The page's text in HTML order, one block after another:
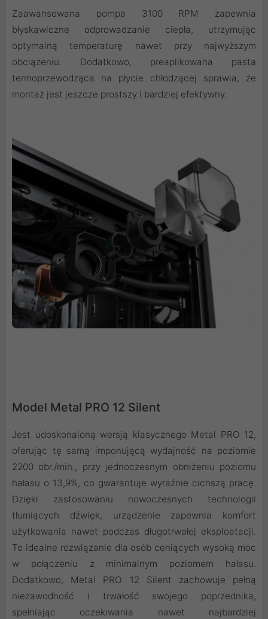
Zaawansowana pompa 3100 RPM zapewnia
błyskawiczne odprowadzanie ciepła, utrzymując
optymalną temperaturę nawet przy najwyższym
obciążeniu. Dodatkowo, preaplikowana pasta
termoprzewodząca na płycie chłodzącej sprawia, że
montaż jest jeszcze prostszy i bardziej efektywny.
Model Metal PRO 12 Silent
Jest udoskonaloną wersją klasycznego Metal PRO 12,
oferując tę samą imponującą wydajność na poziomie
2200 obr./min., przy jednoczesnym obniżeniu poziomu
hałasu o 13,9%, co gwarantuje wyraźnie cichszą pracę.
Dzięki zastosowaniu nowoczesnych technologii
tłumiących dźwięk, urządzenie zapewnia komfort
użytkowania nawet podczas długotrwałej eksploatacji.
To idealne rozwiązanie dla osób ceniących wysoką moc
w połączeniu z minimalnym poziomem hałasu.
Dodatkowo, Metal PRO 12 Silent zachowuje pełną
niezawodność i trwałość swojego poprzednika,
spełniając oczekiwania nawet najbardziej